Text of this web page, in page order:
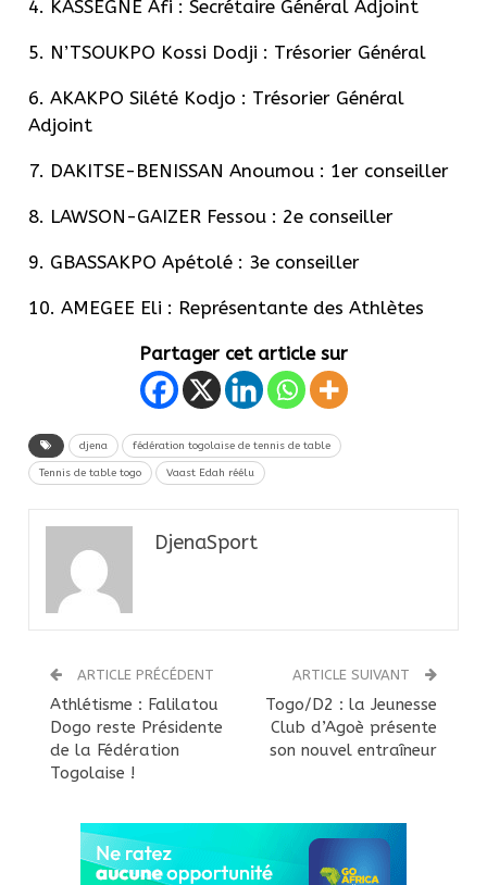
4. KASSEGNE Afi : Secrétaire Général Adjoint
5. N’TSOUKPO Kossi Dodji : Trésorier Général
6. AKAKPO Silété Kodjo : Trésorier Général
Adjoint
7. DAKITSE-BENISSAN Anoumou : 1er conseiller
8. LAWSON-GAIZER Fessou : 2e conseiller
9. GBASSAKPO Apétolé : 3e conseiller
10. AMEGEE Eli : Représentante des Athlètes
Partager cet article sur
djena fédération togolaise de tennis de table
Tennis de table togo Vaast Edah réélu
DjenaSport
ARTICLE PRÉCÉDENT
Athlétisme : Falilatou
Dogo reste Présidente
de la Fédération
Togolaise !
ARTICLE SUIVANT
Togo/D2 : la Jeunesse
Club d’Agoè présente
son nouvel entraîneur